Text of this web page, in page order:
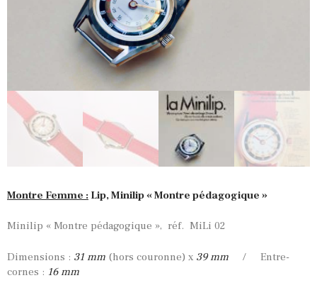
Montre Femme : Lip, Minilip « Montre pédagogique »
Minilip « Montre pédagogique », réf. MiLi 02
Dimensions : 31 mm (hors couronne) x 39 mm / Entre-
cornes : 16 mm